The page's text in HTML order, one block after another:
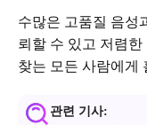
수많은 고품질 음성
뢰할 수 있고 저렴
찾는 모든 사람에게
관련 기사: